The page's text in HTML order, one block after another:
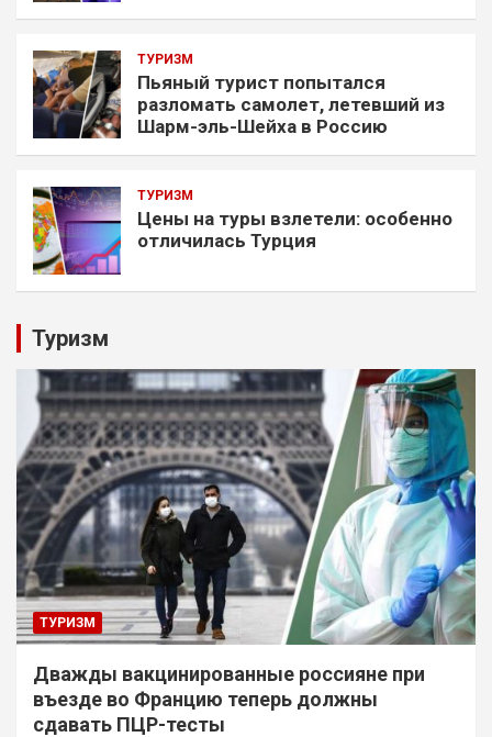
ТУРИЗМ
Пьяный турист попытался
разломать самолет, летевший из
Шарм-эль-Шейха в Россию
ТУРИЗМ
Цены на туры взлетели: особенно
отличилась Турция
Туризм
ТУРИЗМ
Дважды вакцинированные россияне при
въезде во Францию теперь должны
сдавать ПЦР-тесты